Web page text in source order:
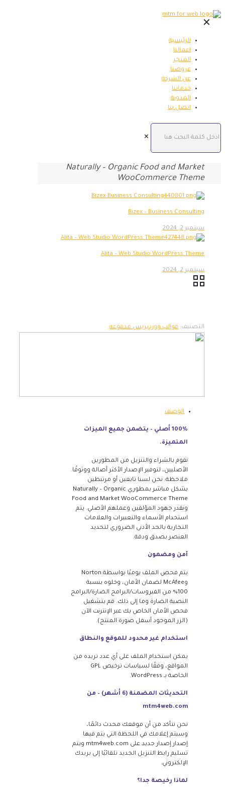
✕
الرئيسية
اعمالنا
المتجر
عروضنا
عن الشركة
خدماتنا
المدونة
اتصل بنا
✕
Naturally – Organic Food and Market
WooCommerce Theme
Bizex – Business Consulting
سبتمبر 2, 2024
Alita – Web Studio WordPress Theme
سبتمبر 2, 2024
التصنيف: قوالب ووردبريس مدفوعه
الوصف
100% أصلي – يتضمن جميع الميزات
المتميزة.
نقوم بالشراء والتنزيل من المطورين
الأصليين، لتوفير الإصدار الأكثر أصالة ووثوقًا.
ملاحظة: نحن لسنا تابعين أو مرتبطين
بشكل مباشر بمطوري Naturally – Organic
Food and Market WooCommerce Theme
ونقدر جهود المؤلفين وعملهم الأصلي. يتم
استخدام الأسماء والتعبيرات والعلامات
التجارية بالحد الأدنى الضروري لتحديد
العنصر بصدق ودقة.
آمن ومضمون
يتم فحص الملف يوميًا بواسطة Norton
وMcAfee لضمان الأمان، وخلوه بنسبة
100% من الفيروسات/البرامج الضارة/البرامج
النصية الضارة وما إلى ذلك. قم بتشغيل
فحص الأمان الخاص بك عبر الإنترنت الآن
(الزر الموجود أسفل صورة المنتج).
استخدام غير محدود للموقع والنطاق
يمكن استخدام الملف على أي عدد تريده من
المواقع، وفقًا لسياسات ترخيص GPL
الخاصة بـ WordPress.
التحديثات المضمنة (6 أشهر) – من
mtm4web.com
نحن نتأكد من أن موقعك محدث دائمًا،
وسيتم إعلامك في اللحظة التي يتم فيها
إصدار إصدار جديد على mtm4web.com ويتم
تسليم رابط التنزيل الجديد تلقائيًا إلى بريدك
الإلكتروني.
لماذا رخيصة جدا؟